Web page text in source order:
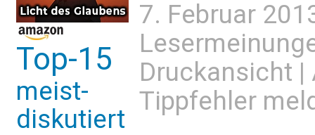
Top-15
meist-
diskutiert
7. Februar
Druckansicht |
Tippfehler